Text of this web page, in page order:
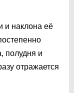
и наклона её
полудня и
отражается